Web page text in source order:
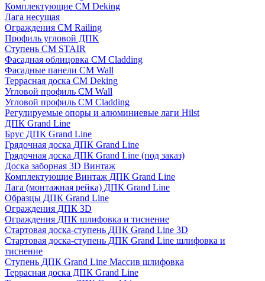
Комплектующие CM Deking
Лага несущая
Ограждения CM Railing
Профиль угловой ДПК
Ступень CM STAIR
Фасадная облицовка CM Cladding
Фасадные панели CM Wall
Террасная доска CM Deking
Угловой профиль CM Wall
Угловой профиль CM Cladding
Регулируемые опоры и алюминиевые лаги Hilst
ДПК Grand Line
Брус ДПК Grand Line
Грядочная доска ДПК Grand Line
Грядочная доска ДПК Grand Line (под заказ)
Доска заборная 3D Винтаж
Комплектующие Винтаж ДПК Grand Line
Лага (монтажная рейка) ДПК Grand Line
Образцы ДПК Grand Line
Ограждения ДПК 3D
Ограждения ДПК шлифовка и тиснение
Стартовая доска-ступень ДПК Grand Line 3D
Стартовая доска-ступень ДПК Grand Line шлифовка и
тиснение
Ступень ДПК Grand Line Массив шлифовка
Террасная доска ДПК Grand Line